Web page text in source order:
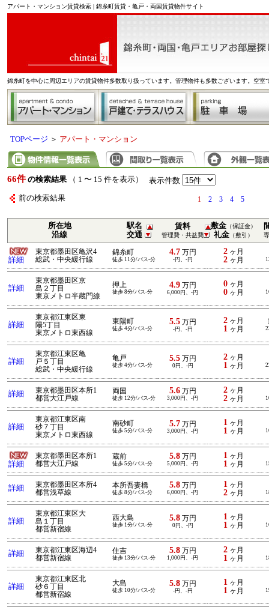
アパート・マンション賃貸検索 | 錦糸町賃貸・亀戸・両国賃貸物件サイト
錦糸町を中心に周辺エリアの賃貸物件多数取り扱っています。管理物件も多数ございます。空
TOPページ ＞ アパート・マンション
66件 の検索結果 （ 1 〜 15 件を表示） 表示件数
前の検索結果 1 2 3 4 5
所在地
沿線
駅名
交通
賃料
管理費・共益費
敷金 （保証金）
礼金 （敷引）
詳細
東京都墨田区亀沢4
総武・中央緩行線
錦糸町
徒歩 11分/バス-分
4.7万円
-円、-円
2 ヶ月
2 ヶ月
詳細
東京都墨田区京
島２丁目
東京メトロ半蔵門線
押上
徒歩 8分/バス-分
4.9万円
6,000円、-円
0 ヶ月
0 ヶ月
詳細
東京都江東区東
陽5丁目
東京メトロ東西線
東陽町
徒歩 4分/バス-分
5.5万円
-円、-円
2 ヶ月
1 ヶ月
詳細
東京都江東区亀
戸５丁目
総武・中央緩行線
亀戸
徒歩 4分/バス-分
5.5万円
0円、-円
2 ヶ月
1 ヶ月
詳細
東京都墨田区本所1
都営大江戸線
両国
徒歩 12分/バス-分
5.6万円
3,000円、-円
2 ヶ月
2 ヶ月
詳細
東京都江東区南
砂７丁目
東京メトロ東西線
南砂町
徒歩 5分/バス-分
5.7万円
3,000円、-円
1 ヶ月
1 ヶ月
詳細
東京都墨田区本所1
都営大江戸線
蔵前
徒歩 5分/バス-分
5.8万円
5,000円、-円
1 ヶ月
1 ヶ月
詳細
東京都墨田区本所4
都営浅草線
本所吾妻橋
徒歩 8分/バス-分
5.8万円
6,000円、-円
1 ヶ月
2 ヶ月
詳細
東京都江東区大
島１丁目
都営新宿線
西大島
徒歩 1分/バス-分
5.8万円
0円、-円
1 ヶ月
1 ヶ月
詳細
東京都江東区海辺4
都営新宿線
住吉
徒歩 13分/バス-分
5.8万円
1,000円、-円
2 ヶ月
1 ヶ月
詳細
東京都江東区北
砂６丁目
都営新宿線
大島
徒歩 10分/バス-分
5.8万円
-円、-円
1 ヶ月
1 ヶ月